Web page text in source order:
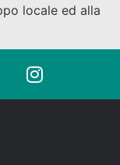
locale ed alla